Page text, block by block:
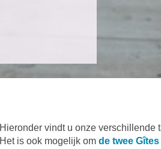
Hieronder vindt u onze
Het is ook mogelijk om de twee Gîtes